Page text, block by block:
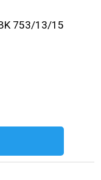
753/13/15